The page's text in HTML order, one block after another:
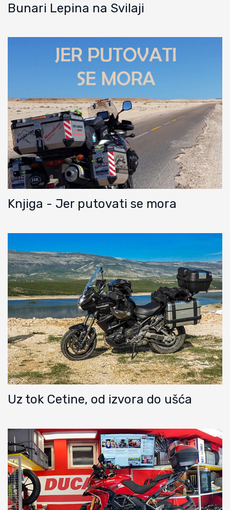
Bunari Lepina na Svilaji
Knjiga - Jer putovati se mora
Uz tok Cetine, od izvora do ušća